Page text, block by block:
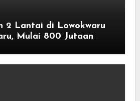
2 Lantai di Lowokwaru
Mulai 800 Jutaan